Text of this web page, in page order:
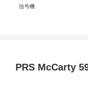
信号機
PRS McCarty